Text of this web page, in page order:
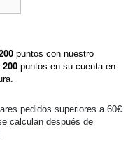
puntos con nuestro
200 puntos en su cuenta en
pedidos superiores a 60€.
calculan después de